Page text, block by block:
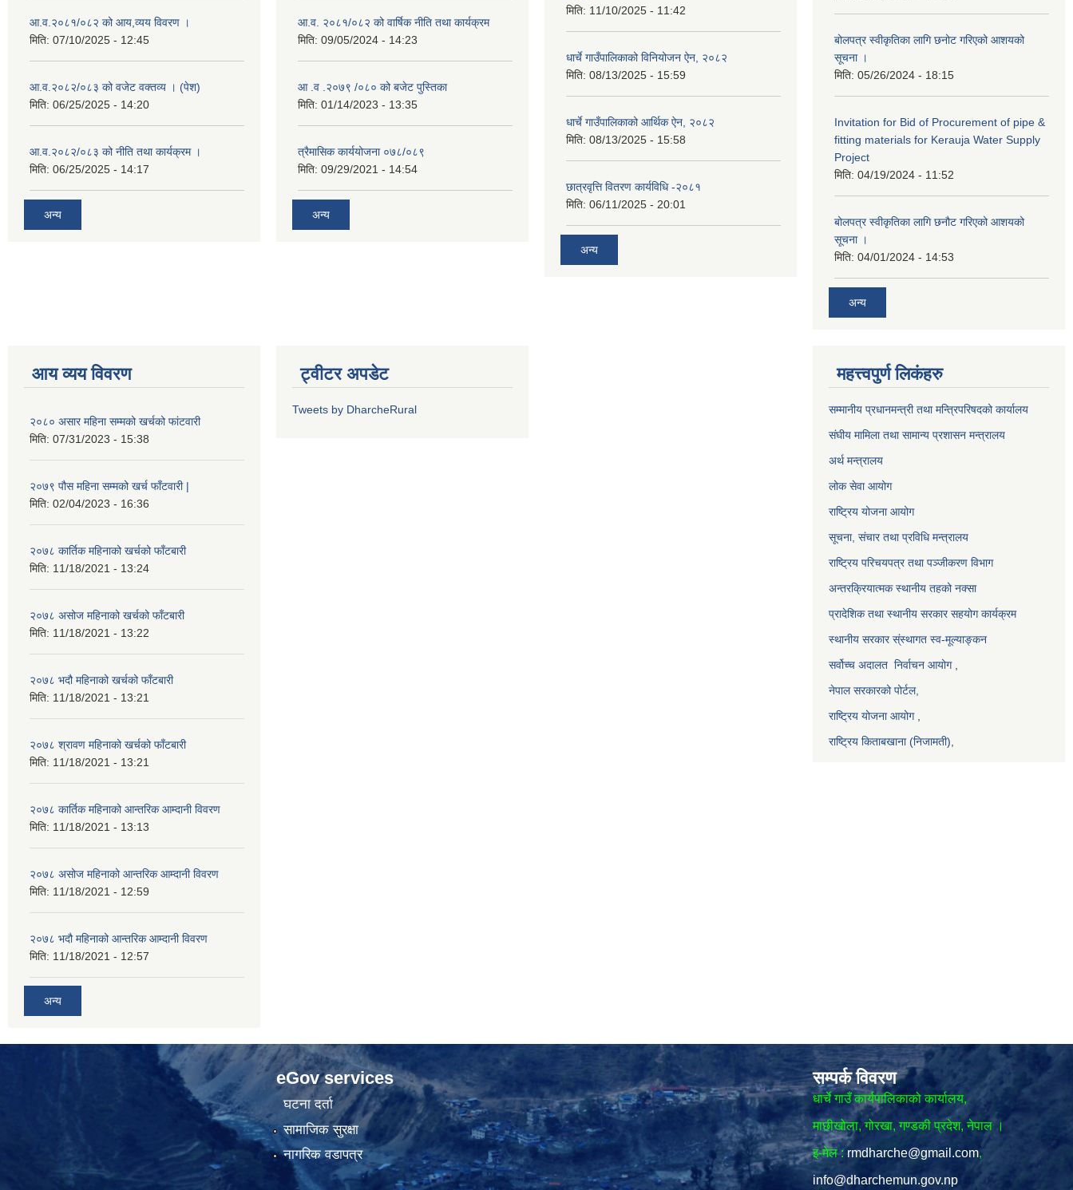
आ.व.२०८१/०८२ को आय,व्यय विवरण ।
मिति: 07/10/2025 - 12:45
आ.व.२०८२/०८३ को वजेट वक्तव्य । (पेश)
मिति: 06/25/2025 - 14:20
आ.व.२०८२/०८३ को नीति तथा कार्यक्रम ।
मिति: 06/25/2025 - 14:17
अन्य
आ.व. २०८१/०८२ को वार्षिक नीति तथा कार्यक्रम
मिति: 09/05/2024 - 14:23
आ .व .२०७९ /०८० को बजेट पुस्तिका
मिति: 01/14/2023 - 13:35
त्रैमासिक कार्ययोजना ०७८/०८९
मिति: 09/29/2021 - 14:54
अन्य
मिति: 11/10/2025 - 11:42
धार्चे गाउँपालिकाको विनियोजन ऐन, २०८२
मिति: 08/13/2025 - 15:59
धार्चे गाउँपालिकाको आर्थिक ऐन, २०८२
मिति: 08/13/2025 - 15:58
छात्रवृत्ति वितरण कार्यविधि -२०८१
मिति: 06/11/2025 - 20:01
अन्य
बोलपत्र स्वीकृतिका लागि छनोट गरिएको आशयको
सूचना ।
मिति: 05/26/2024 - 18:15
Invitation for Bid of Procurement of pipe &
fitting materials for Kerauja Water Supply
Project
मिति: 04/19/2024 - 11:52
बोलपत्र स्वीकृतिका लागि छनौट गरिएको आशयको
सूचना ।
मिति: 04/01/2024 - 14:53
अन्य
आय व्यय विवरण
२०८० असार महिना सम्मको खर्चको फांटवारी
मिति: 07/31/2023 - 15:38
२०७९ पौस महिना सम्मको खर्च फाँटवारी |
मिति: 02/04/2023 - 16:36
२०७८ कार्तिक महिनाको खर्चको फाँटबारी
मिति: 11/18/2021 - 13:24
२०७८ असोज महिनाको खर्चको फाँटबारी
मिति: 11/18/2021 - 13:22
२०७८ भदौ महिनाको खर्चको फाँटबारी
मिति: 11/18/2021 - 13:21
२०७८ श्रावण महिनाको खर्चको फाँटबारी
मिति: 11/18/2021 - 13:21
२०७८ कार्तिक महिनाको आन्तरिक आम्दानी विवरण
मिति: 11/18/2021 - 13:13
२०७८ असोज महिनाको आन्तरिक आम्दानी विवरण
मिति: 11/18/2021 - 12:59
२०७८ भदौ महिनाको आन्तरिक आम्दानी विवरण
मिति: 11/18/2021 - 12:57
अन्य
ट्वीटर अपडेट
Tweets by DharcheRural
महत्त्वपुर्ण लिकंहरु
सम्मानीय प्रधानमन्त्री तथा मन्त्रिपरिषदको कार्यालय
संघीय मामिला तथा सामान्य प्रशासन मन्त्रालय
अर्थ मन्त्रालय
लोक सेवा आयोग
राष्ट्रिय योजना आयोग
सूचना, संचार तथा प्रविधि मन्त्रालय
राष्ट्रिय परिचयपत्र तथा पञ्जीकरण विभाग
अन्तरक्रियात्मक स्थानीय तहको नक्सा
प्रादेशिक तथा स्थानीय सरकार सहयोग कार्यक्रम
स्थानीय सरकार स्ंस्थागत स्व-मूल्याङ्कन
सर्वोच्च अदालत निर्वाचन आयोग,
नेपाल सरकारको पोर्टल,
राष्ट्रिय योजना आयोग,
राष्ट्रिय किताबखाना (निजामती)
eGov services
घटना दर्ता
सामाजिक सुरक्षा
नागरिक वडापत्र
सम्पर्क विवरण
धार्चे गाउँ कार्यपालिकाको कार्यालय,
माछीखोला, गोरखा, गण्डकी प्रदेश, नेपाल ।
इ-मेल : rmdharche@gmail.com,
info@dharchemun.gov.np